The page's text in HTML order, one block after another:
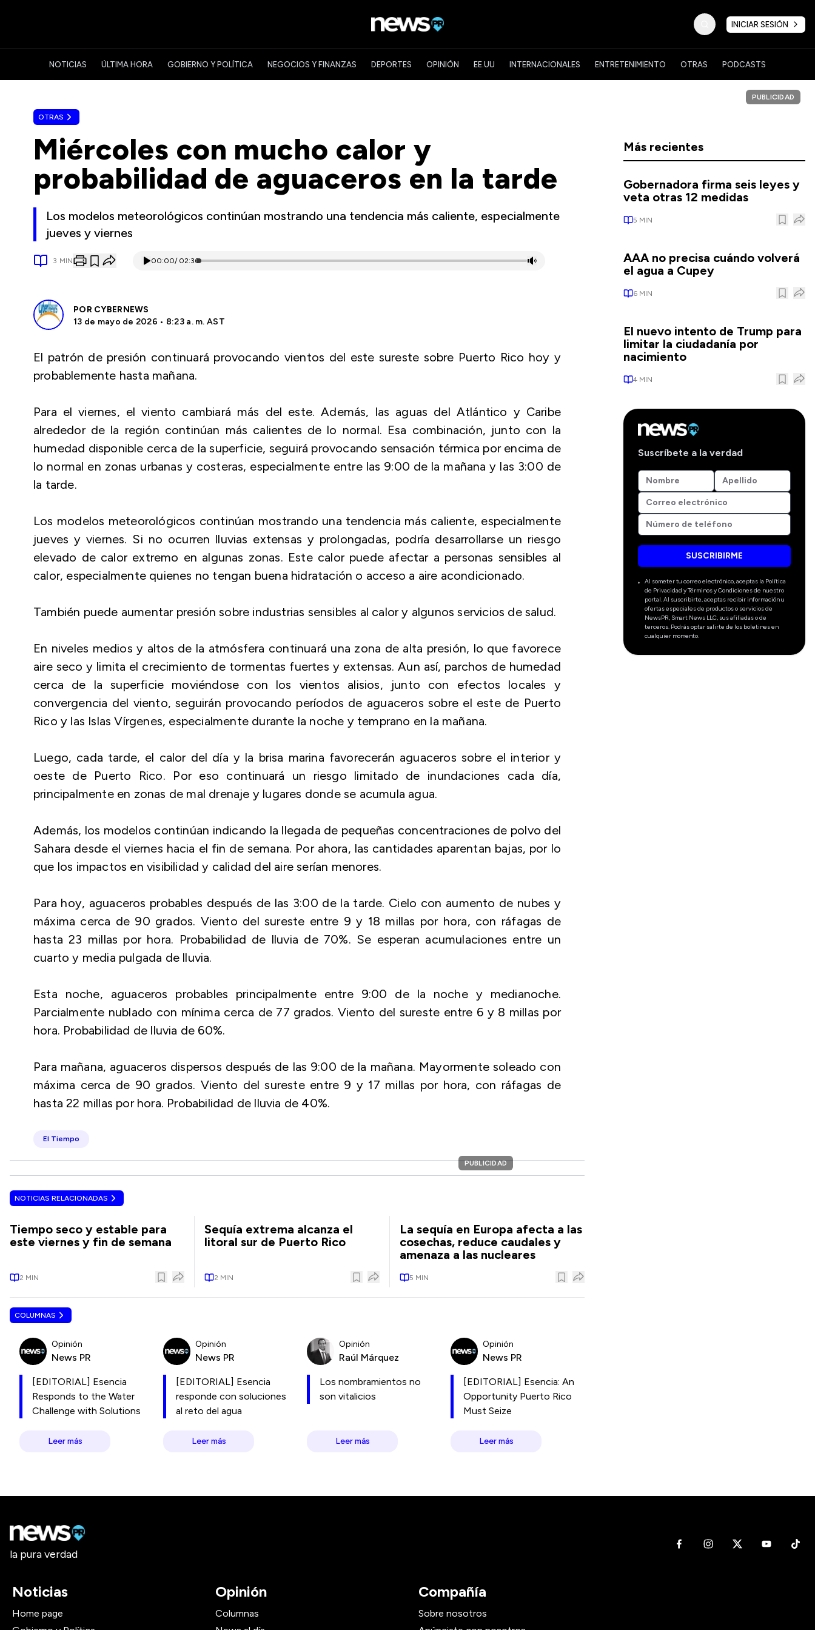
INICIAR SESIÓN
NOTICIAS ÚLTIMA HORA GOBIERNO Y POLÍTICA NEGOCIOS Y FINANZAS DEPORTES OPINIÓN EE.UU INTERNACIONALES ENTRETENIMIENTO OTRAS PODCASTS
OTRAS
Miércoles con mucho calor y
probabilidad de aguaceros en la tarde
Los modelos meteorológicos continúan mostrando una tendencia más caliente, especialmente
jueves y viernes
3 MIN 00:00/ 02:36
POR CYBERNEWS
13 de mayo de 2026 • 8:23 a. m. AST
El patrón de presión continuará provocando vientos del este sureste sobre Puerto Rico hoy y
probablemente hasta mañana.
Para el viernes, el viento cambiará más del este. Además, las aguas del Atlántico y Caribe
alrededor de la región continúan más calientes de lo normal. Esa combinación, junto con la
humedad disponible cerca de la superficie, seguirá provocando sensación térmica por encima de
lo normal en zonas urbanas y costeras, especialmente entre las 9:00 de la mañana y las 3:00 de
la tarde.
Los modelos meteorológicos continúan mostrando una tendencia más caliente, especialmente
jueves y viernes. Si no ocurren lluvias extensas y prolongadas, podría desarrollarse un riesgo
elevado de calor extremo en algunas zonas. Este calor puede afectar a personas sensibles al
calor, especialmente quienes no tengan buena hidratación o acceso a aire acondicionado.
También puede aumentar presión sobre industrias sensibles al calor y algunos servicios de salud.
En niveles medios y altos de la atmósfera continuará una zona de alta presión, lo que favorece
aire seco y limita el crecimiento de tormentas fuertes y extensas. Aun así, parchos de humedad
cerca de la superficie moviéndose con los vientos alisios, junto con efectos locales y
convergencia del viento, seguirán provocando períodos de aguaceros sobre el este de Puerto
Rico y las Islas Vírgenes, especialmente durante la noche y temprano en la mañana.
Luego, cada tarde, el calor del día y la brisa marina favorecerán aguaceros sobre el interior y
oeste de Puerto Rico. Por eso continuará un riesgo limitado de inundaciones cada día,
principalmente en zonas de mal drenaje y lugares donde se acumula agua.
Además, los modelos continúan indicando la llegada de pequeñas concentraciones de polvo del
Sahara desde el viernes hacia el fin de semana. Por ahora, las cantidades aparentan bajas, por lo
que los impactos en visibilidad y calidad del aire serían menores.
Para hoy, aguaceros probables después de las 3:00 de la tarde. Cielo con aumento de nubes y
máxima cerca de 90 grados. Viento del sureste entre 9 y 18 millas por hora, con ráfagas de
hasta 23 millas por hora. Probabilidad de lluvia de 70%. Se esperan acumulaciones entre un
cuarto y media pulgada de lluvia.
Esta noche, aguaceros probables principalmente entre 9:00 de la noche y medianoche.
Parcialmente nublado con mínima cerca de 77 grados. Viento del sureste entre 6 y 8 millas por
hora. Probabilidad de lluvia de 60%.
Para mañana, aguaceros dispersos después de las 9:00 de la mañana. Mayormente soleado con
máxima cerca de 90 grados. Viento del sureste entre 9 y 17 millas por hora, con ráfagas de
hasta 22 millas por hora. Probabilidad de lluvia de 40%.
El Tiempo
PUBLICIDAD
NOTICIAS RELACIONADAS
Tiempo seco y estable para
este viernes y fin de semana
2 MIN
Sequía extrema alcanza el
litoral sur de Puerto Rico
2 MIN
La sequía en Europa afecta a las
cosechas, reduce caudales y
amenaza a las nucleares
5 MIN
COLUMNAS
Opinión
News PR
[EDITORIAL] Esencia
Responds to the Water
Challenge with Solutions
Leer más
Opinión
News PR
[EDITORIAL] Esencia
responde con soluciones
al reto del agua
Leer más
Opinión
Raúl Márquez
Los nombramientos no
son vitalicios
Leer más
Opinión
News PR
[EDITORIAL] Esencia: An
Opportunity Puerto Rico
Must Seize
Leer más
PUBLICIDAD
Más recientes
Gobernadora firma seis leyes y
veta otras 12 medidas
5 MIN
AAA no precisa cuándo volverá
el agua a Cupey
6 MIN
El nuevo intento de Trump para
limitar la ciudadanía por
nacimiento
4 MIN
Suscríbete a la verdad
SUSCRIBIRME
Al someter tu correo electrónico, aceptas la Política
de Privacidad y Términos y Condiciones de nuestro
portal. Al suscribirte, aceptas recibir información u
ofertas especiales de productos o servicios de
NewsPR, Smart News LLC, sus afiliadas o de
terceros. Podrás optar salirte de los boletines en
cualquier momento.
la pura verdad
Noticias
Home page
Opinión
Columnas
Compañía
Sobre nosotros